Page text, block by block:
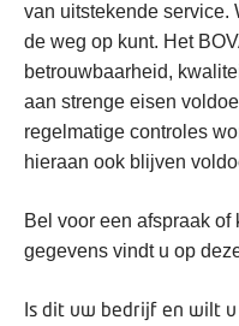
van uitstekende service.
de weg op kunt. Het
betrouwbaarheid,
aan strenge eisen
regelmatige controles
hieraan ook blijven
Bel voor een afspraak
gegevens vindt u op
Is dit uw bedrijf en wilt